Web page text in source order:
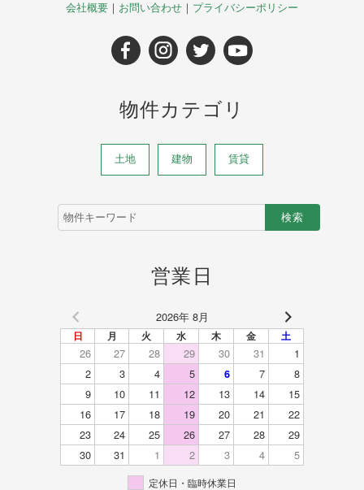
会社概要 ｜ お問い合わせ ｜ プライバシーポリシー
物件カテゴリ
土地 建物 賃貸
物
件
営業日
2026年 8月
日 月 火 水 木 金 土
26 27 28 29 30 31
1
2
3 4 5 6 7
8
9
10 11 12 13 14
15
16
17 18 19 20 21
22
23
24 25 26 27 28
29
30
31 1 2 3 4 5
定休日・臨時休業日